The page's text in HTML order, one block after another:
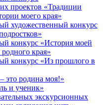
проектов «Традиции
моего края»
художественный конкурс
конкурс «История моей
края»
конкурс «Из прошлого в
это родина моя!»
и ученик»
экскурсионных